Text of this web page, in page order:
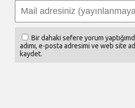
Bir dahaki sefere yorum
adımı, e-posta adresimi ve web site
kaydet.